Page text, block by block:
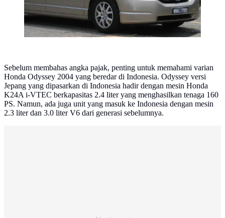
Sebelum membahas angka pajak, penting untuk memahami varian
Honda Odyssey 2004 yang beredar di Indonesia. Odyssey versi
Jepang yang dipasarkan di Indonesia hadir dengan mesin Honda
K24A i-VTEC berkapasitas 2.4 liter yang menghasilkan tenaga 160
PS. Namun, ada juga unit yang masuk ke Indonesia dengan mesin
2.3 liter dan 3.0 liter V6 dari generasi sebelumnya.